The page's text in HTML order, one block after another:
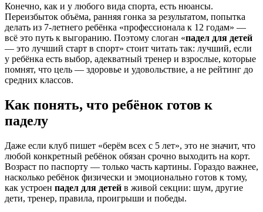
Конечно, как и у любого вида спорта, есть нюансы.
Переизбыток объёма, ранняя гонка за результатом, попытка
делать из 7‑летнего ребёнка «профессионала к 12 годам» —
всё это путь к выгоранию. Поэтому слоган «падел для детей
— это лучший старт в спорт» стоит читать так: лучший, если
у ребёнка есть выбор, адекватный тренер и взрослые, которые
помнят, что цель — здоровье и удовольствие, а не рейтинг до
средних классов.
Как понять, что ребёнок готов к
паделу
Даже если клуб пишет «берём всех с 5 лет», это не значит, что
любой конкретный ребёнок обязан срочно выходить на корт.
Возраст по паспорту — только часть картины. Гораздо важнее,
насколько ребёнок физически и эмоционально готов к тому,
как устроен падел для детей в живой секции: шум, другие
дети, тренер, правила, проигрыши и победы.